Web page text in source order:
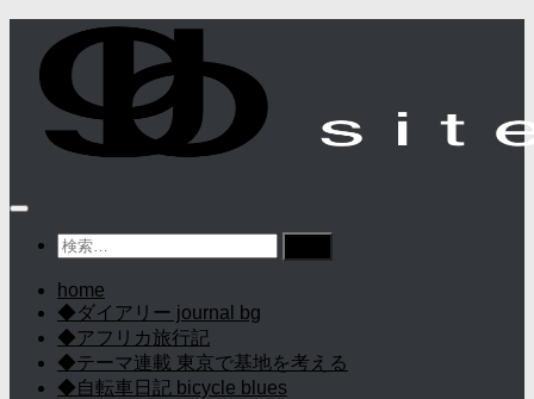
キ
検
home
◆ダイアリー journal bg
◆アフリカ旅行記
◆テーマ連載 東京で基地を考える
◆自転車日記 bicycle blues